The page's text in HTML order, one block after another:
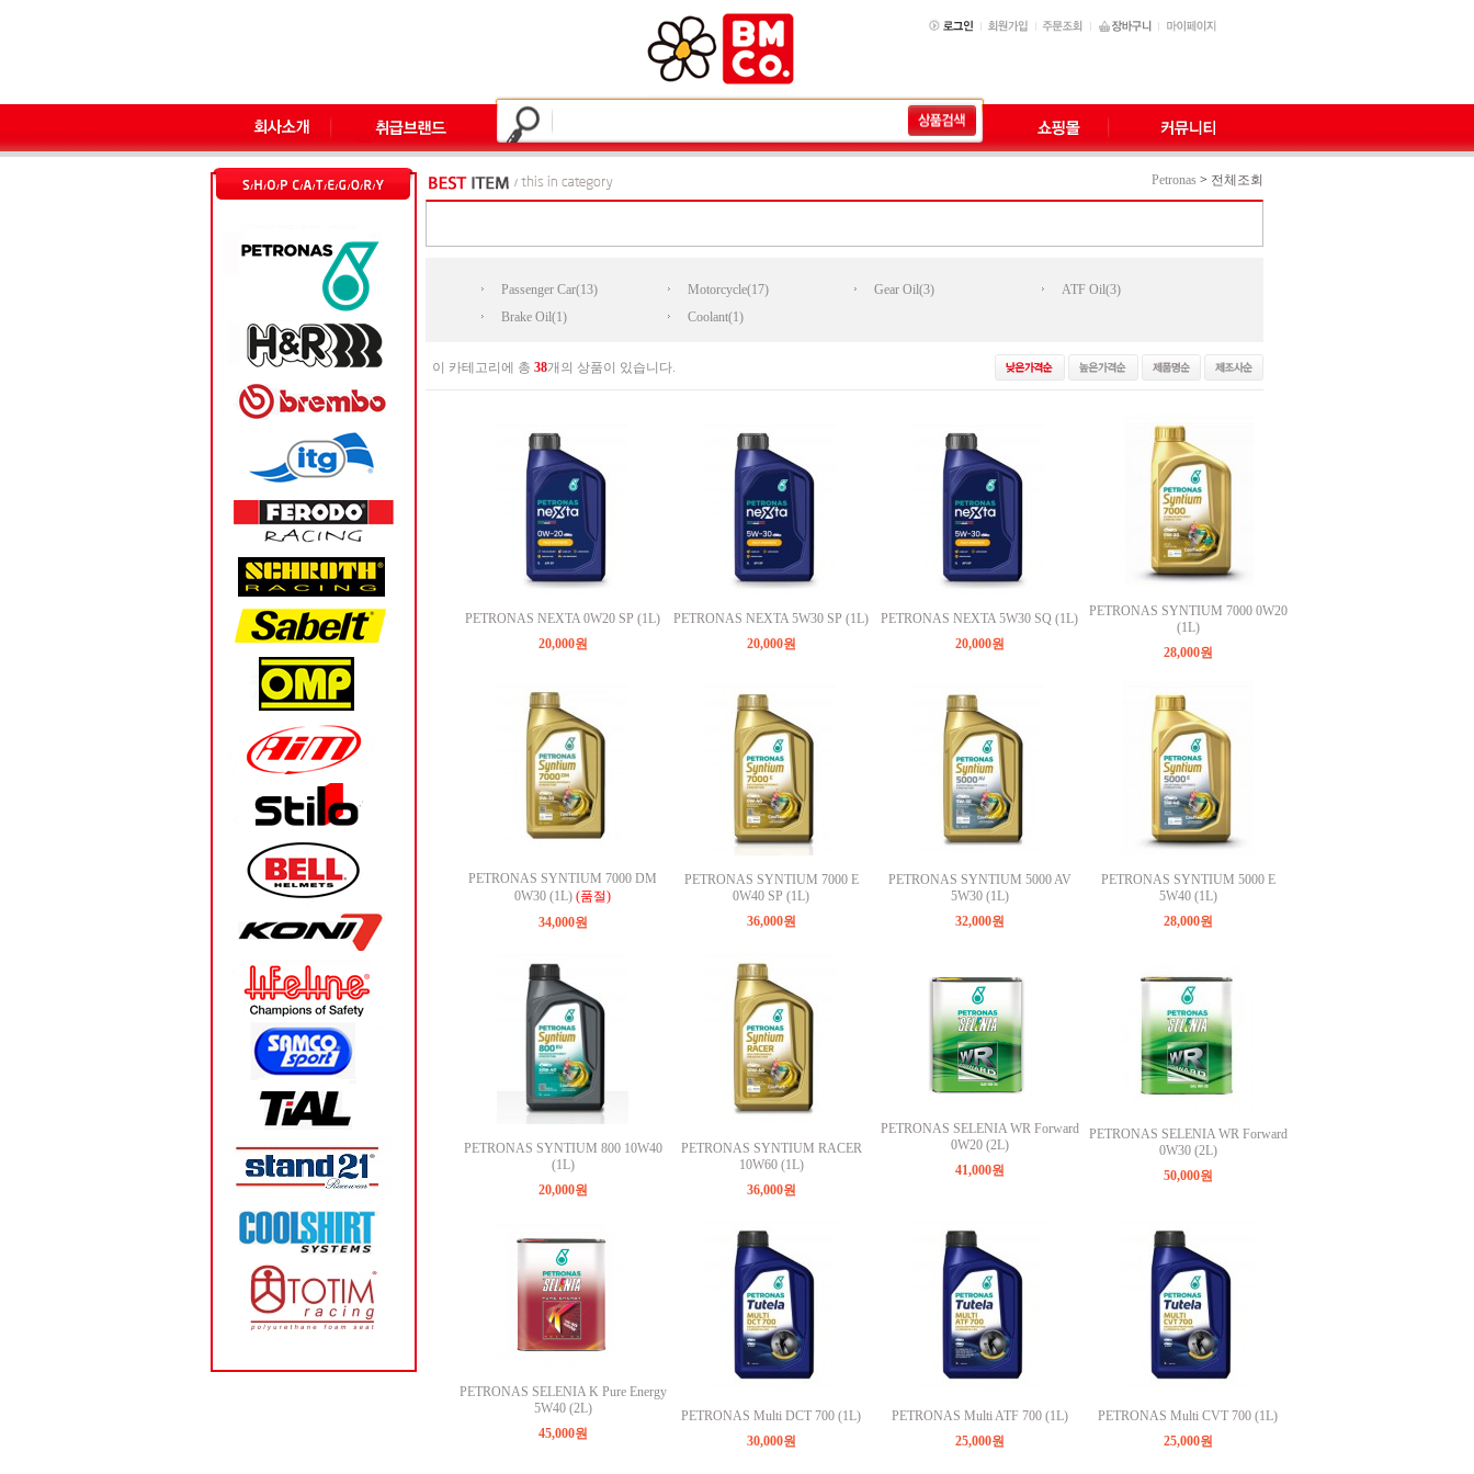
Petronas > 전체조회
Passenger Car(13) Motorcycle(17) Gear Oil(3)
ATF Oil(3)
Brake Oil(1)
Coolant(1)
이 카테고리에 총 38개의 상품이 있습니다.
PETRONAS NEXTA 0W20 SP (1L)
20,000원
PETRONAS NEXTA 5W30 SP (1L)
20,000원
PETRONAS NEXTA 5W30 SQ (1L)
20,000원
PETRONAS SYNTIUM 7000 0W20
(1L)
28,000원
PETRONAS SYNTIUM 7000 DM
0W30 (1L) (품절)
34,000원
PETRONAS SYNTIUM 7000 E
0W40 SP (1L)
36,000원
PETRONAS SYNTIUM 5000 AV
5W30 (1L)
32,000원
PETRONAS SYNTIUM 5000 E
5W40 (1L)
28,000원
PETRONAS SYNTIUM 800 10W40
(1L)
20,000원
PETRONAS SYNTIUM RACER
10W60 (1L)
36,000원
PETRONAS SELENIA WR Forward
0W20 (2L)
41,000원
PETRONAS SELENIA WR Forward
0W30 (2L)
50,000원
PETRONAS SELENIA K Pure Energy
5W40 (2L)
45,000원
PETRONAS Multi DCT 700 (1L)
30,000원
PETRONAS Multi ATF 700 (1L)
25,000원
PETRONAS Multi CVT 700 (1L)
25,000원